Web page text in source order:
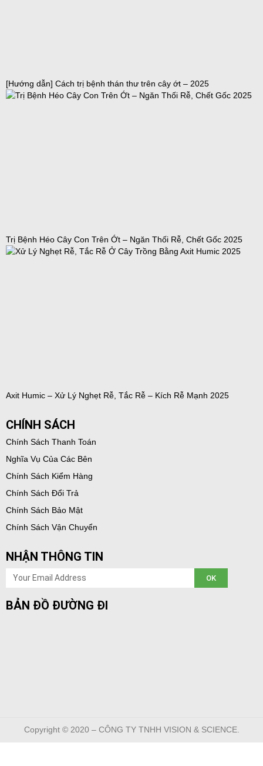
[Hướng dẫn] Cách trị bệnh thán thư trên cây ớt – 2025
Trị Bệnh Héo Cây Con Trên Ớt – Ngăn Thối Rễ, Chết Gốc 2025
Axit Humic – Xử Lý Nghẹt Rễ, Tắc Rễ – Kích Rễ Mạnh 2025
CHÍNH SÁCH
Chính Sách Thanh Toán
Nghĩa Vụ Của Các Bên
Chính Sách Kiểm Hàng
Chính Sách Đổi Trả
Chính Sách Bảo Mật
Chính Sách Vận Chuyển
NHẬN THÔNG TIN
Email OK
BẢN ĐỒ ĐƯỜNG ĐI
Copyright © 2020 – CÔNG TY TNHH VISION & SCIENCE.